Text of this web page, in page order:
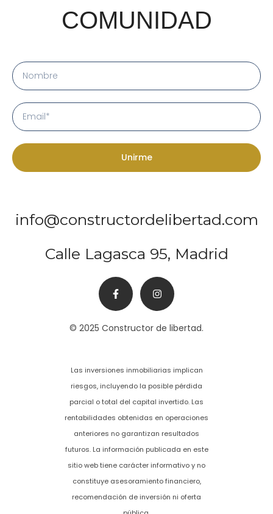
COMUNIDAD
Unirme
info@constructordelibertad.com
Calle Lagasca 95, Madrid
© 2025 Constructor de libertad.
Las inversiones inmobiliarias implican
riesgos, incluyendo la posible pérdida
parcial o total del capital invertido. Las
rentabilidades obtenidas en operaciones
anteriores no garantizan resultados
futuros. La información publicada en este
sitio web tiene carácter informativo y no
constituye asesoramiento financiero,
recomendación de inversión ni oferta